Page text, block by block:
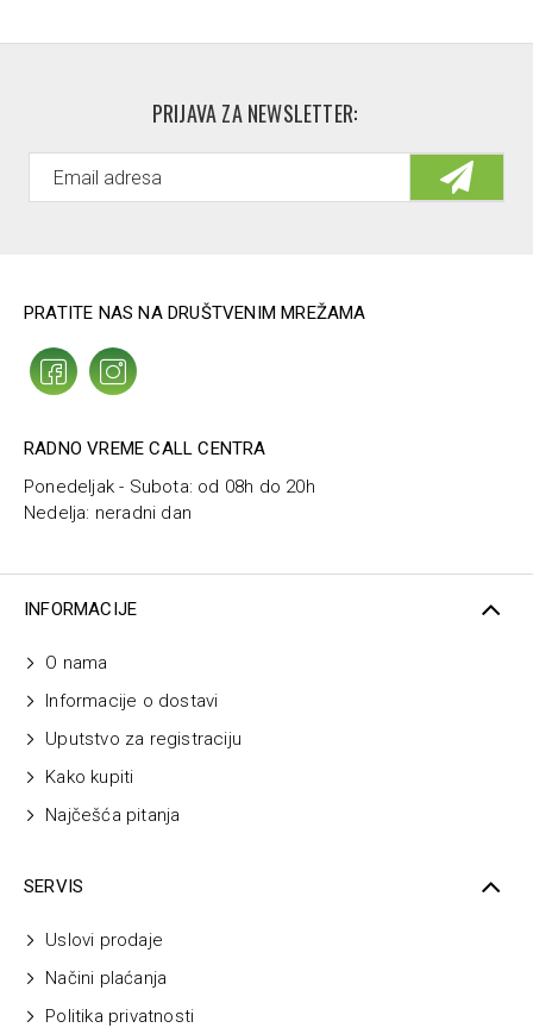
PRIJAVA ZA NEWSLETTER:
PRATITE NAS NA DRUŠTVENIM MREŽAMA
RADNO VREME CALL CENTRA
Ponedeljak - Subota: od 08h do 20h
Nedelja: neradni dan
INFORMACIJE
O nama
Informacije o dostavi
Uputstvo za registraciju
Kako kupiti
Najčešća pitanja
SERVIS
Uslovi prodaje
Načini plaćanja
Politika privatnosti